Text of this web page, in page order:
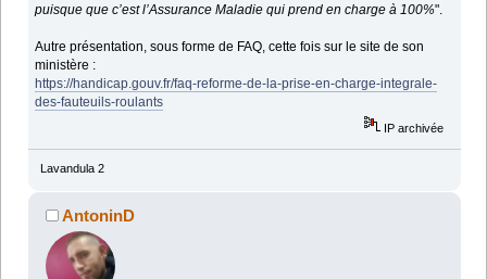
puisque que c’est l’Assurance Maladie qui prend en charge à 100%".
Autre présentation, sous forme de FAQ, cette fois sur le site de son
ministère :
https://handicap.gouv.fr/faq-reforme-de-la-prise-en-charge-integrale-
des-fauteuils-roulants
IP archivée
Lavandula 2
AntoninD